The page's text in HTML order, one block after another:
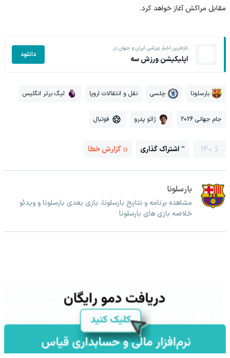
مقابل مراکش آغاز خواهد کرد.
تازه‌ترین اخبار ورزشی ایران و جهان در
اپلیکیشن ورزش سه دانلود
بارسلونا چلسی نقل و انتقالات اروپا لیگ برتر انگلیس
جام جهانی 2026 ژائو پدرو فوتبال
140 اشتراک گذاری گزارش خطا
بارسلونا
مشاهده برنامه و نتایج بارسلونا، بازی بعدی بارسلونا و ویدئو
خلاصه بازی های بارسلونا